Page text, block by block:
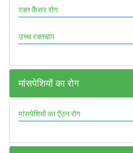
रक्त कैंसर रोग
उच्च रक्तचाप
मांसपेशियों का रोग
मांसपेशियों का ऐंठन रोग